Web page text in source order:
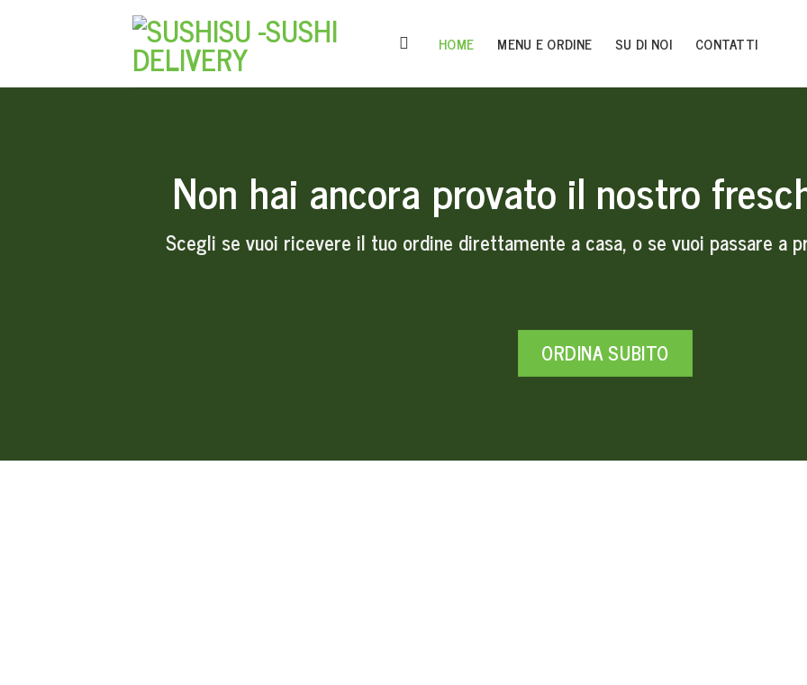
HOME MENU E ORDINE SU DI NOI CONTATTI
ORDINA SUBITO
Non hai ancora provato il nostro
Scegli se vuoi ricevere il tuo ordine direttamente a casa, o se vuoi passare a